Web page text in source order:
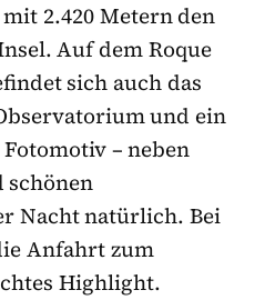
2.420 Metern den
Auf dem Roque
sich auch das
und ein
– neben
schönen
Nacht natürlich. Bei
Anfahrt zum
Highlight.